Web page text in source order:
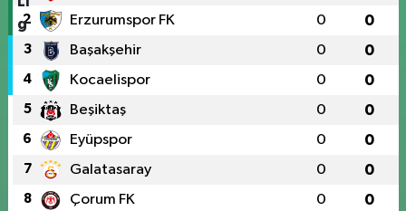
2 Erzurumspor FK 0 0
3 Başakşehir 0 0
4 Kocaelispor 0 0
5 Beşiktaş 0 0
6 Eyüpspor 0 0
7 Galatasaray 0 0
8 Çorum FK 0 0